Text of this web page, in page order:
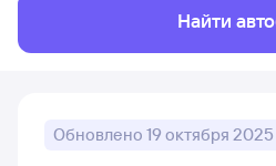
Найти
Обновлено 19 октября 2025